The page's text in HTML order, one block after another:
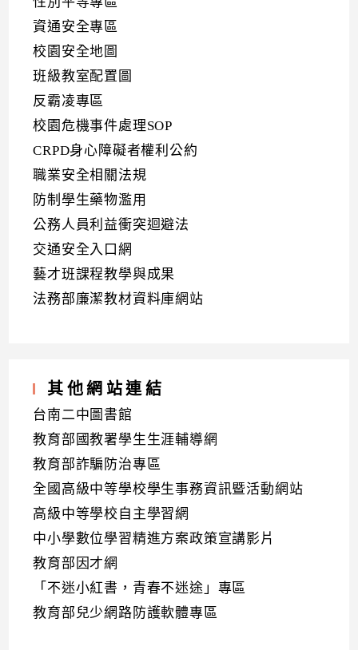
資通安全專區
校園安全地圖
班級教室配置圖
反霸凌專區
校園危機事件處理SOP
CRPD身心障礙者權利公約
職業安全相關法規
防制學生藥物濫用
公務人員利益衝突迴避法
交通安全入口網
藝才班課程教學與成果
法務部廉潔教材資料庫網站
其他網站連結
台南二中圖書館
教育部國教署學生生涯輔導網
教育部詐騙防治專區
全國高級中等學校學生事務資訊暨活動網站
高級中等學校自主學習網
中小學數位學習精進方案政策宣講影片
教育部因才網
「不迷小紅書，青春不迷途」專區
教育部兒少網路防護軟體專區